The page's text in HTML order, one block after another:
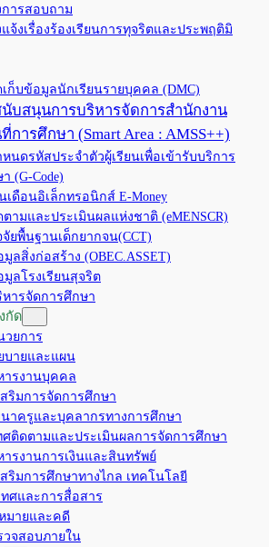
ารสอบถาม
จ้งเรื่องร้องเรียนการทุจริตและประพฤติมิ
ก็บข้อมูลนักเรียนรายบุคคล (DMC)
บสนุนการบริหารจัดการสำนักงาน
การศึกษา (Smart Area : AMSS++)
นดรหัสประจำตัวผู้เรียนเพื่อเข้ารับบริการ
(G-Code)
เดือนอิเล็กทรอนิกส์ E-Money
ามและประเมินผลแห่งชาติ (eMENSCR)
ยพื้นฐานเด็กยากจน(CCT)
ลสิ่งก่อสร้าง (OBEC.ASSET)
ลโรงเรียนสุจริต
ารจัดการศึกษา
กัด
วยการ
บายและแผน
ารงานบุคคล
ริมการจัดการศึกษา
าครูและบุคลากรทางการศึกษา
ศติดตามและประเมินผลการจัดการศึกษา
ารงานการเงินและสินทรัพย์
ริมการศึกษาทางไกล เทคโนโลยี
ศและการสื่อสาร
มายและคดี
จสอบภายใน